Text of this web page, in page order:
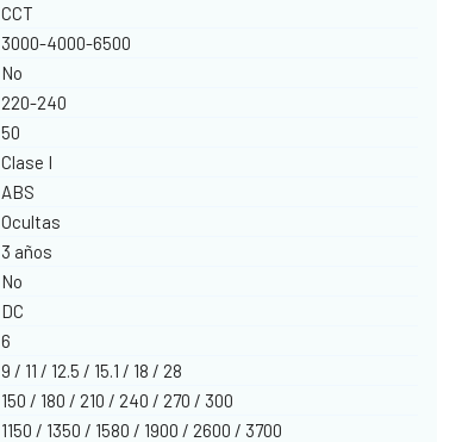
CCT
3000-4000-6500
No
220-240
50
Clase I
ABS
Ocultas
3 años
No
DC
6
9 / 11 / 12.5 / 15.1 / 18 / 28
150 / 180 / 210 / 240 / 270 / 300
1150 / 1350 / 1580 / 1900 / 2600 / 3700